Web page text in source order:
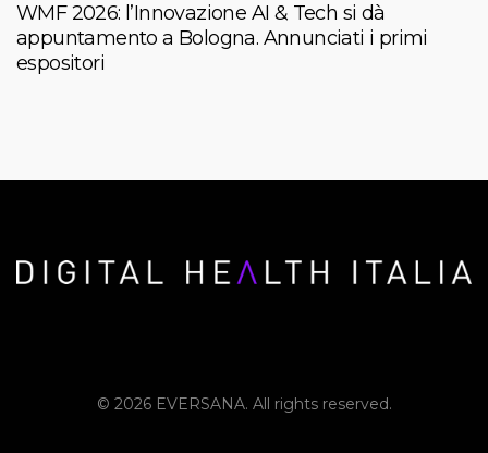
WMF 2026: l’Innovazione AI & Tech si dà
appuntamento a Bologna. Annunciati i primi
espositori
© 2026 EVERSANA. All rights reserved.